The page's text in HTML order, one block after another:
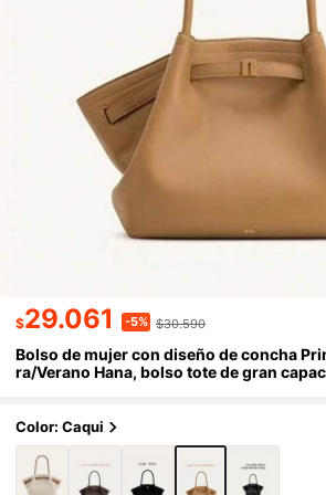
$29.061 -5% $30.590
Bolso de mujer con diseño de concha
ra/Verano Hana, bolso tote de gran
po dumpling para compras, viajes y playa
Color: Caqui